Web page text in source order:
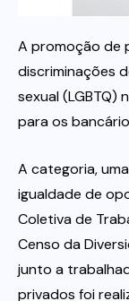
Itau
Financeiras e
A promoção de
discriminações
sexual
para os
A categoria,
igualdade de
Coletiva de
Censo da
junto a
privados foi